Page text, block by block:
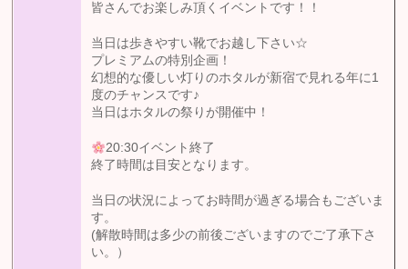
皆さんでお楽しみ頂くイベントです！！
当日は歩きやすい靴でお越し下さい☆
プレミアムの特別企画！
幻想的な優しい灯りのホタルが新宿で見れる年に1
度のチャンスです♪
当日はホタルの祭りが開催中！
20:30イベント終了
終了時間は目安となります。
当日の状況によってお時間が過ぎる場合もございま
す。
(解散時間は多少の前後ございますのでご了承下さ
い。）